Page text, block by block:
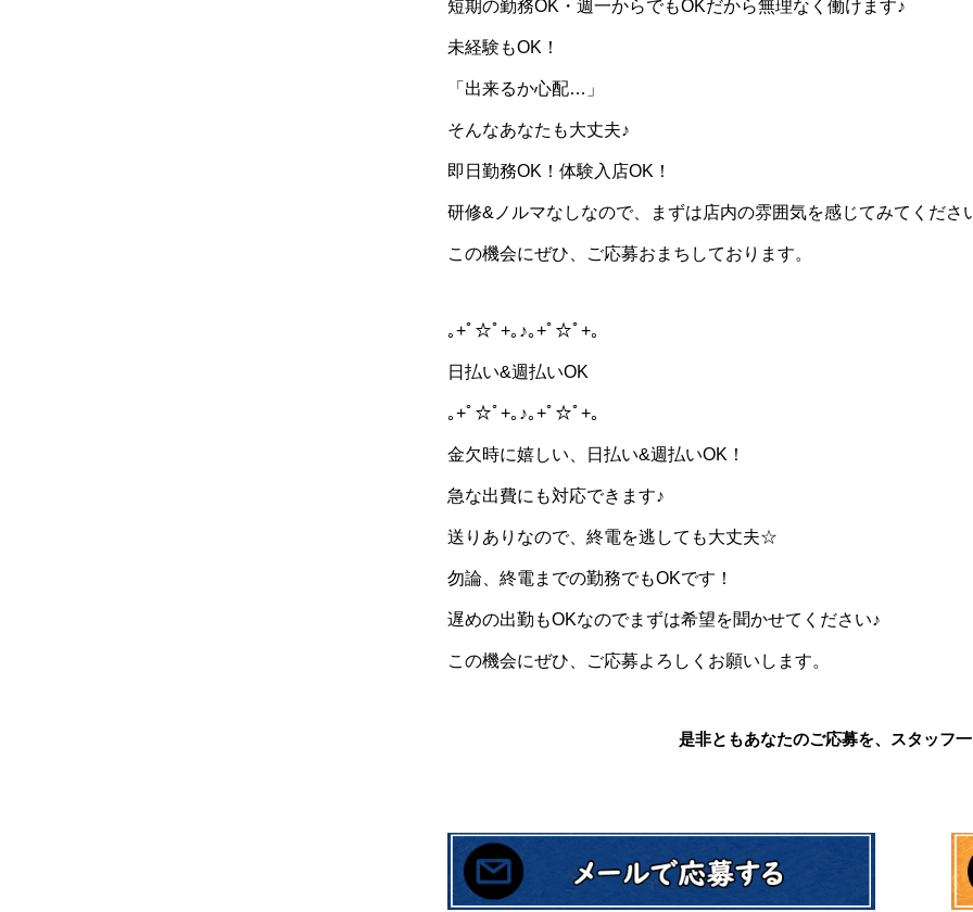
短期の勤務OK・週一からでもOKだから無理なく働けます♪
未経験もOK！
「出来るか心配…」
そんなあなたも大丈夫♪
即日勤務OK！体験入店OK！
研修&ノルマなしなので、まずは店内の雰囲気を感じてみてくださ
この機会にぜひ、ご応募おまちしております。
｡+ﾟ☆ﾟ+｡♪｡+ﾟ☆ﾟ+｡
日払い&週払いOK
｡+ﾟ☆ﾟ+｡♪｡+ﾟ☆ﾟ+｡
金欠時に嬉しい、日払い&週払いOK！
急な出費にも対応できます♪
送りありなので、終電を逃しても大丈夫☆
勿論、終電までの勤務でもOKです！
遅めの出勤もOKなのでまずは希望を聞かせてください♪
この機会にぜひ、ご応募よろしくお願いします。
是非ともあなたのご応募を、スタッフ一